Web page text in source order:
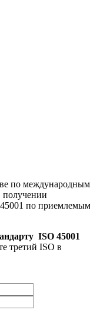
по международным
по приемлемым
ISO 45001
третий ISO в